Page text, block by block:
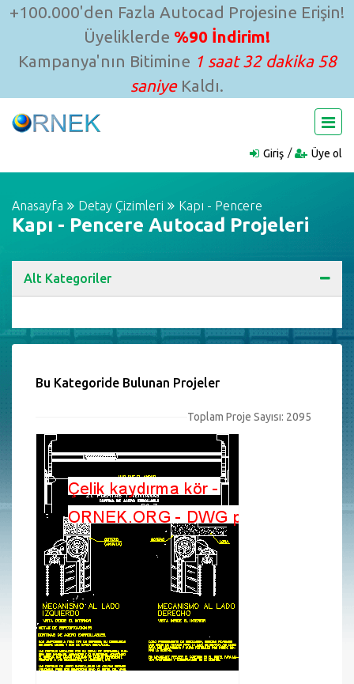
+100.000'den Fazla Autocad Projesine Erişin!
Üyeliklerde %90 İndirim!
Kampanya'nın Bitimine 1 saat 32 dakika 57
saniyeKaldı.
Giriş Üye ol
Anasayfa Detay Çizimleri Kapı - Pencere
Kapı - Pencere Autocad Projeleri
Alt Kategoriler
Bu Kategoride Bulunan Projeler
Toplam Proje Sayısı: 2095